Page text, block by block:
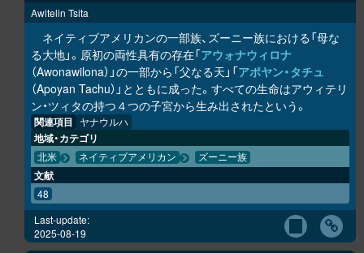
Awitelin Tsita
ネイティブアメリカンの一部族、ズーニー族における「母な
る大地」。原初の両性具有の存在「アウォナウィロナ
（Awonawilona）」の一部から「父なる天」「アポヤン・タチュ
（Apoyan Tachu）」とともに成った。すべての生命はアウィテリ
ン・ツィタの持つ４つの子宮から生み出されたという。
関連項目 ヤナウルハ
地域・カテゴリ
北米 ネイティブアメリカン ズーニー族
文献
48
Last-update:
2025-08-19